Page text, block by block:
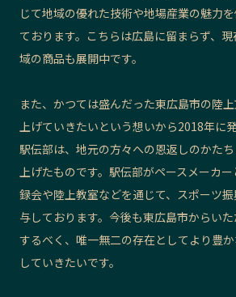
じて地域の優れた技術や地場産業の魅力
ております。こちらは広島に留まらず、
域の商品も展開中です。
また、かつては盛んだった東広島市の陸
上げていきたいという想いから2018年に
駅伝部は、地元の方々への恩返しのかた
上げたものです。 駅伝部がペースメーカ
録会や陸上教室などを通じて、スポーツ
与しております。 今後も東広島市からい
するべく、唯一無二の存在としてより豊
していきたいです。